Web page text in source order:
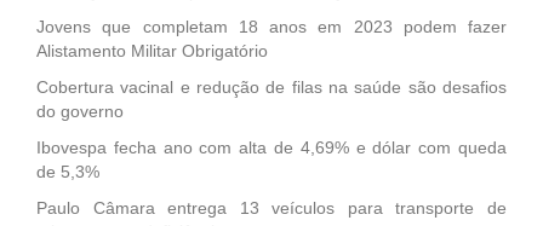
Jovens que completam 18 anos em 2023 podem fazer
Alistamento Militar Obrigatório
Cobertura vacinal e redução de filas na saúde são desafios
do governo
Ibovespa fecha ano com alta de 4,69% e dólar com queda
de 5,3%
Paulo Câmara entrega 13 veículos para transporte de